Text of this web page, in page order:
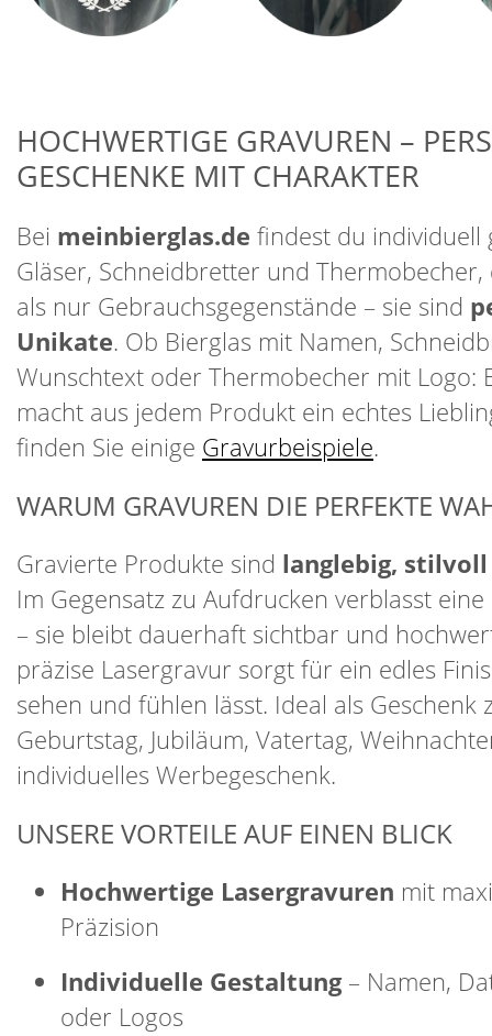
HOCHWERTIGE GRAVUREN –
GESCHENKE MIT CHARAKTER
Bei meinbierglas.de findest du individuell
Gläser, Schneidbretter und
als nur Gebrauchsgegenstände – sie sind
Unikate. Ob Bierglas mit Namen,
Wunschtext oder Thermobecher mit Logo:
macht aus jedem Produkt ein echtes
finden Sie einige Gravurbeispiele.
WARUM GRAVUREN DIE PERFEKTE
Gravierte Produkte sind langlebig,
Im Gegensatz zu Aufdrucken verblasst
– sie bleibt dauerhaft sichtbar und
präzise Lasergravur sorgt für ein edles
sehen und fühlen lässt. Ideal als Geschenk
Geburtstag, Jubiläum, Vatertag,
individuelles Werbegeschenk.
UNSERE VORTEILE AUF EINEN BLICK
Hochwertige Lasergravuren mit
Präzision
Individuelle Gestaltung– Namen,
oder Logos